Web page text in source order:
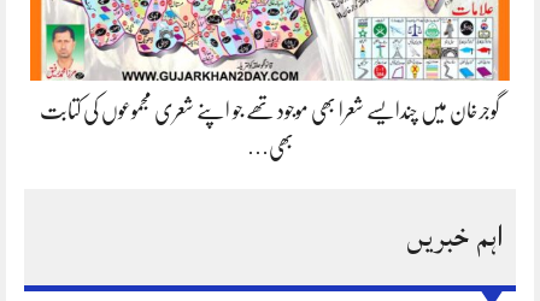
گوجرخان میں چندایسے شعرا بھی موجود تھے جو اپنے شعری مجموعوں کی کتابت
بھی…
اہم خبریں